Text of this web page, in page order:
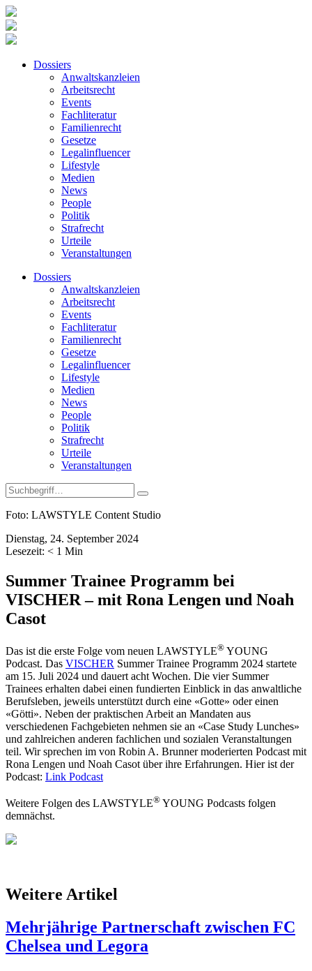
Dossiers
Anwaltskanzleien
Arbeitsrecht
Events
Fachliteratur
Familienrecht
Gesetze
Legalinfluencer
Lifestyle
Medien
News
People
Politik
Strafrecht
Urteile
Veranstaltungen
Dossiers
Anwaltskanzleien
Arbeitsrecht
Events
Fachliteratur
Familienrecht
Gesetze
Legalinfluencer
Lifestyle
Medien
News
People
Politik
Strafrecht
Urteile
Veranstaltungen
Foto: LAWSTYLE Content Studio
Dienstag, 24. September 2024
Lesezeit: < 1 Min
Summer Trainee Programm bei
VISCHER – mit Rona Lengen und Noah
Casot
Das ist die erste Folge vom neuen LAWSTYLE® YOUNG
Podcast. Das VISCHER Summer Trainee Programm 2024 startete
am 15. Juli 2024 und dauert acht Wochen. Die vier Summer
Trainees erhalten dabei einen fundierten Einblick in das anwaltliche
Berufsleben, jeweils unterstützt durch eine «Gotte» oder einen
«Götti». Neben der praktischen Arbeit an Mandaten aus
verschiedenen Fachgebieten nehmen sie an «Case Study Lunches»
und zahlreichen anderen fachlichen und sozialen Veranstaltungen
teil. Wir sprechen im von Robin A. Brunner moderierten Podcast mit
Rona Lengen und Noah Casot über ihre Erfahrungen. Hier ist der
Podcast: Link Podcast
Weitere Folgen des LAWSTYLE® YOUNG Podcasts folgen
demnächst.
Weitere Artikel
Mehrjährige Partnerschaft zwischen FC
Chelsea und Legora